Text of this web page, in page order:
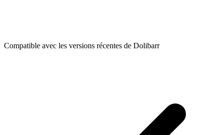
Compatible avec les versions récentes de Dolibarr